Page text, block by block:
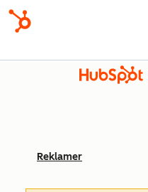
Reklamer